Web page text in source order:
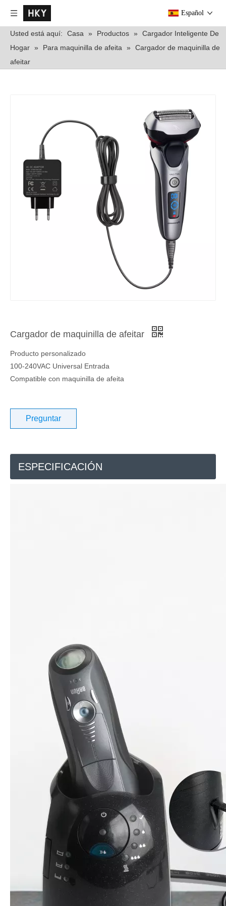
Español
Usted está aquí: Casa » Productos » Cargador Inteligente De
Hogar » Para maquinilla de afeita » Cargador de maquinilla de
afeitar
Cargador de maquinilla de afeitar
Producto personalizado
100-240VAC Universal Entrada
Compatible con maquinilla de afeita
Preguntar
ESPECIFICACIÓN